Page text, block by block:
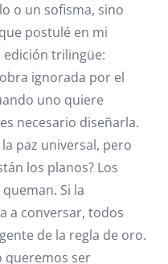
o un sofisma, sino
postulé en mi
edición trilingüe:
ignorada por el
uno quiere
necesario diseñarla.
paz universal, pero
los planos? Los
Si la
a conversar, todos
de la regla de oro.
queremos ser